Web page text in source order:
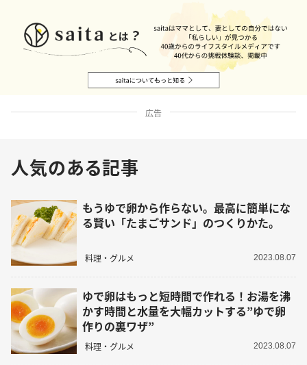
広告
人気のある記事
もうゆで卵から作らない。最高に簡単にな
る賢い「たまごサンド」のつくりかた。
料理・グルメ 2023.08.07
ゆで卵はもっと短時間で作れる！お湯を沸
かす時間と水量を大幅カットする”ゆで卵
作りの裏ワザ”
料理・グルメ 2023.08.07